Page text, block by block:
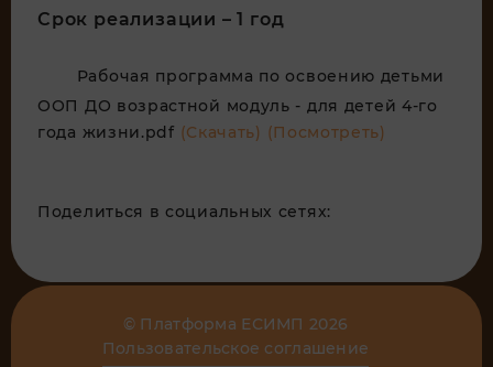
Срок реализации – 1 год
Рабочая программа по освоению детьми
ООП ДО возрастной модуль - для детей 4-го
года жизни.pdf (Скачать) (Посмотреть)
Поделиться в социальных сетях:
© Платформа ЕСИМП 2026
Пользовательское соглашение